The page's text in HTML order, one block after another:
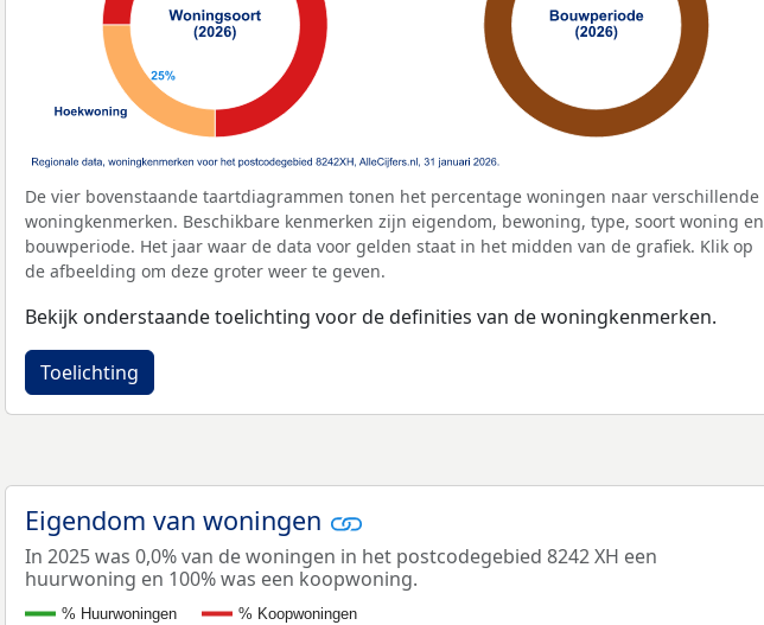
De vier bovenstaande taartdiagrammen tonen het percentage woningen naar verschillende
woningkenmerken. Beschikbare kenmerken zijn eigendom, bewoning, type, soort woning en
bouwperiode. Het jaar waar de data voor gelden staat in het midden van de grafiek. Klik op
de afbeelding om deze groter weer te geven.
Bekijk onderstaande toelichting voor de definities van de woningkenmerken.
Toelichting
Eigendom van woningen
In 2025 was 0,0% van de woningen in het postcodegebied 8242 XH een
huurwoning en 100% was een koopwoning.
% Huurwoningen % Koopwoningen